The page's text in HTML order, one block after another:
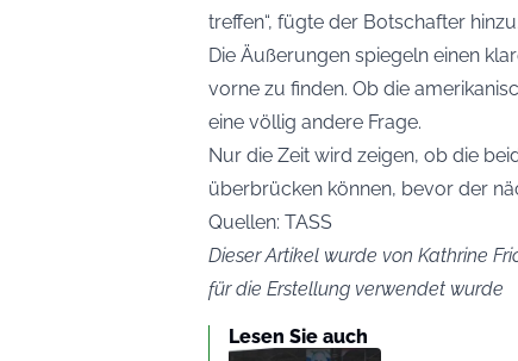
treffen“, fügte der Botschafter hinzu.
Die Äußerungen spiegeln einen
vorne zu finden. Ob die
eine völlig andere Frage.
Nur die Zeit wird zeigen, ob die
überbrücken können, bevor der
Quellen: TASS
Dieser Artikel wurde von Kathrine
für die Erstellung verwendet wurde
Lesen Sie auch